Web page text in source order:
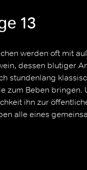
13
werden oft mit
dessen blutiger
stundenlang
zum Beben bringen.
ihn zur
alle eines